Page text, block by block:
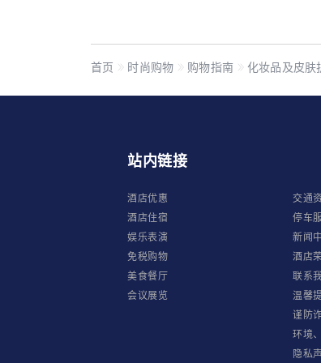
首页 时尚购物 购物指南 化妆品及皮肤
站内链接
酒店优惠
酒店住宿
娱乐表演
免税购物
美食餐厅
会议展览
交通
停车
新闻
酒店
联系
温馨
谨防
环境
隐私